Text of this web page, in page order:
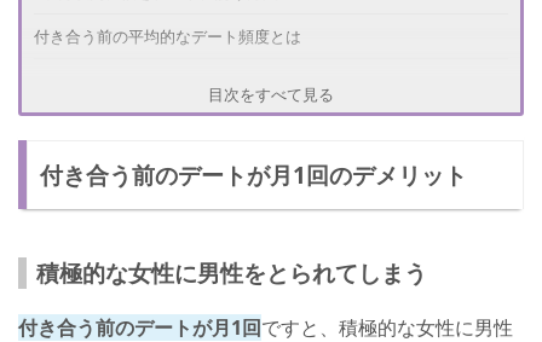
付き合う前の平均的なデート頻度とは
目次をすべて見る
付き合う前のデートが月1回のデメリット
積極的な女性に男性をとられてしまう
付き合う前のデートが月1回ですと、積極的な女性に男性